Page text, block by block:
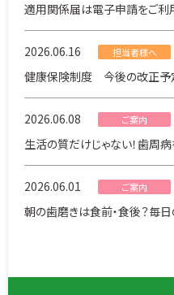
適用関係届は電子申請をご利
2026.06.16 担当者様へ
健康保険制度 今後の改正予
2026.06.08 ご案内
生活の質だけじゃない！歯周
2026.06.01 ご案内
朝の歯磨きは食前・食後？毎